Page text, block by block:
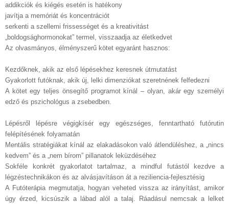
addikciók és kiégés esetén is hatékony
javítja a memóriát és koncentrációt
serkenti a szellemi frissességet és a kreativitást
„boldogsághormonokat” termel, visszaadja az életkedvet
Az olvasmányos, élményszerű kötet egyaránt hasznos:
Kezdőknek, akik az első lépésekhez keresnek útmutatást
Gyakorlott futóknak, akik új, lelki dimenziókat szeretnének felfedezni
A kötet egy teljes önsegítő programot kínál – olyan, akár egy személyi
edző és pszichológus a zsebedben.
Lépésről lépésre végigkísér egy egészséges, fenntartható futórutin
felépítésének folyamatán
Mentális stratégiákat kínál az elakadásokon való átlendüléshez, a „nincs
kedvem” és a „nem bírom” pillanatok leküzdéséhez
Sokféle konkrét gyakorlatot tartalmaz, a mindful futástól kezdve a
légzéstechnikákon és az alvásjavításon át a reziliencia-fejlesztésig
A Futóterápia megmutatja, hogyan veheted vissza az irányítást, amikor
úgy érzed, kicsúszik a lábad alól a talaj. Ráadásul nemcsak a lelket